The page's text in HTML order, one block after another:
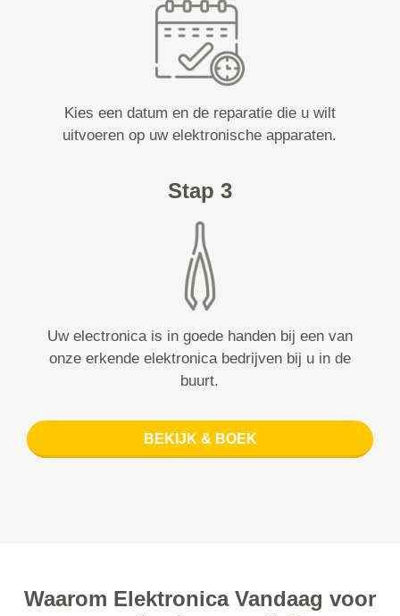
Kies een datum en de reparatie die u wilt
uitvoeren op uw elektronische apparaten.
Stap 3
Uw electronica is in goede handen bij een van
onze erkende elektronica bedrijven bij u in de
buurt.
BEKIJK & BOEK
Waarom Elektronica Vandaag voor